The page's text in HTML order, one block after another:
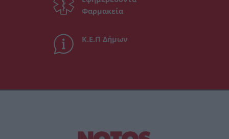
Φαρμακεία
Κ.Ε.Π Δήμων